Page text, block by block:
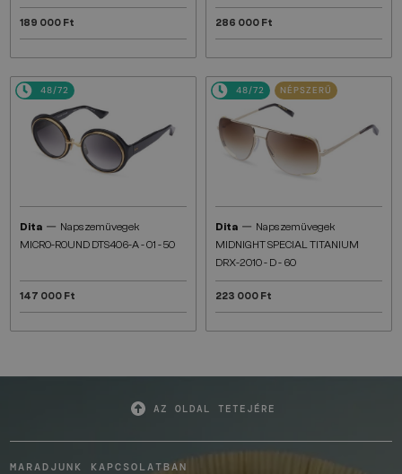
189 000 Ft 286 000 Ft
48/72
Dita — Napszemüvegek
MICRO-ROUND DTS406-A - 01 - 50
147 000 Ft
48/72 NÉPSZERŰ
Dita — Napszemüvegek
MIDNIGHT SPECIAL TITANIUM
DRX-2010 - D - 60
223 000 Ft
AZ OLDAL TETEJÉRE
MARADJUNK KAPCSOLATBAN